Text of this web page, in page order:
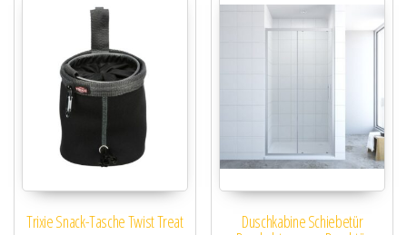
Trixie Snack-Tasche Twist Treat Duschkabine Schiebetür